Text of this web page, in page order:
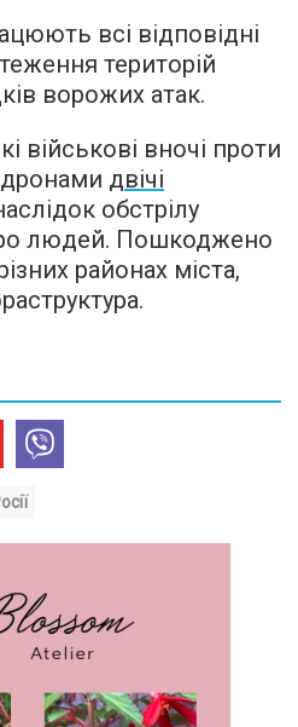
всі відповідні
територій
ворожих атак.
військові вночі проти
двічі
обстрілу
людей. Пошкоджено
районах міста,